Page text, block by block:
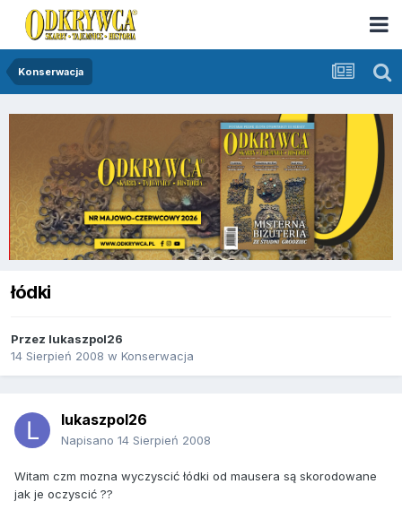
Konserwacja
łódki
Przez lukaszpol26
14 Sierpień 2008 w Konserwacja
lukaszpol26
Napisano 14 Sierpień 2008
Witam czm mozna wyczyscić łódki od mausera są skorodowane
jak je oczyscić ??